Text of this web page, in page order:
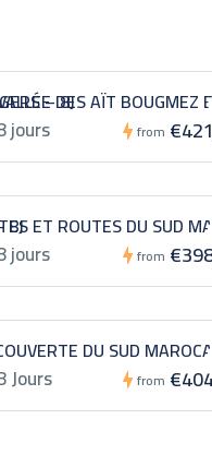
– 8J
from
DES AÏT BOUGMEZ
jours
8J
from
ET ROUTES DU SUD
jours
from
DU SUD
Jours